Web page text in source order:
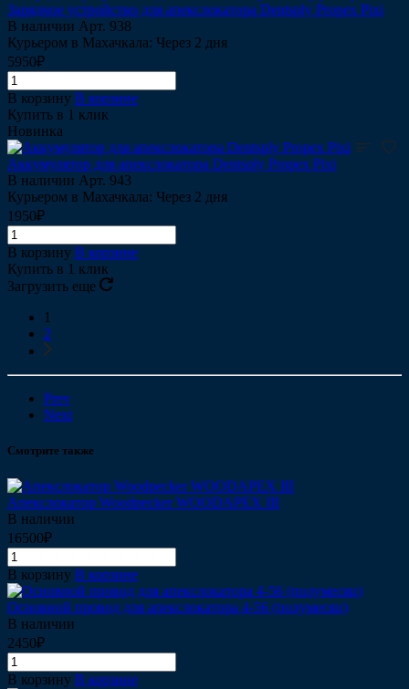
Зарядное устройство для апекслокатора Dentsply Propex Pixi
В наличии Арт. 938
Курьером в Махачкала: Через 2 дня
5950₽
В корзину В корзине
Купить в 1 клик
Новинка
Аккумулятор для апекслокатора Dentsply Propex Pixi
В наличии Арт. 943
Курьером в Махачкала: Через 2 дня
1950₽
В корзину В корзине
Купить в 1 клик
Загрузить еще
1
2
Prev
Next
Смотрите также
Апекслокатор Woodpecker WOODAPEX III
В наличии
16500₽
В корзину В корзине
Основной провод для апекслокатора 4-56 (полумесяц)
В наличии
2450₽
В корзину В корзине